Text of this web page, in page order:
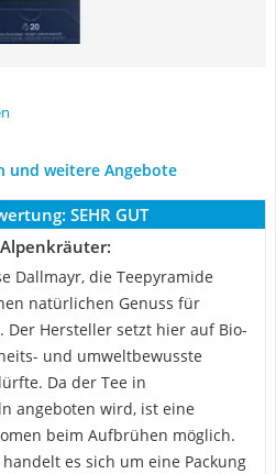
und weitere Angebote
SEHR GUT
Dallmayr, die Teepyramide
natürlichen Genuss für
Der Hersteller setzt hier auf Bio-
und umweltbewusste
Da der Tee in
angeboten wird, ist eine
beim Aufbrühen möglich.
es sich um eine Packung